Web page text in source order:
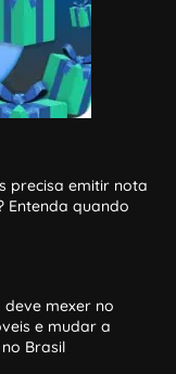
precisa emitir nota
Entenda quando
mexer no
e mudar a
Brasil